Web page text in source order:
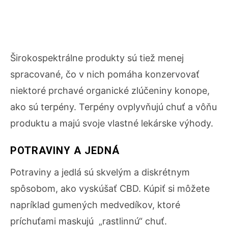
Širokospektrálne produkty sú tiež menej
spracované, čo v nich pomáha konzervovať
niektoré prchavé organické zlúčeniny konope,
ako sú terpény. Terpény ovplyvňujú chuť a vôňu
produktu a majú svoje vlastné lekárske výhody.
POTRAVINY A JEDNÁ
Potraviny a jedlá sú skvelým a diskrétnym
spôsobom, ako vyskúšať CBD. Kúpiť si môžete
napríklad gumených medvedíkov, ktoré
príchuťami maskujú „rastlinnú“ chuť.